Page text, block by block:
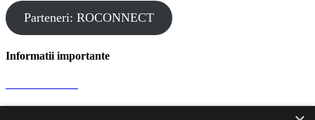
Parteneri: ROCONNECT
Informatii importante